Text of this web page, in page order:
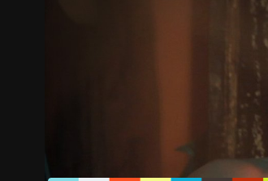
劇情介紹